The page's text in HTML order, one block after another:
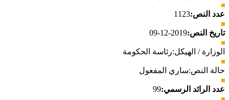
عدد النص:1123
تاريخ النص:2019-12-09
الوزارة / الهيكل:رئاسة الحكومة
حالة النص:ساري المفعول
عدد الرائد الرسمي:99